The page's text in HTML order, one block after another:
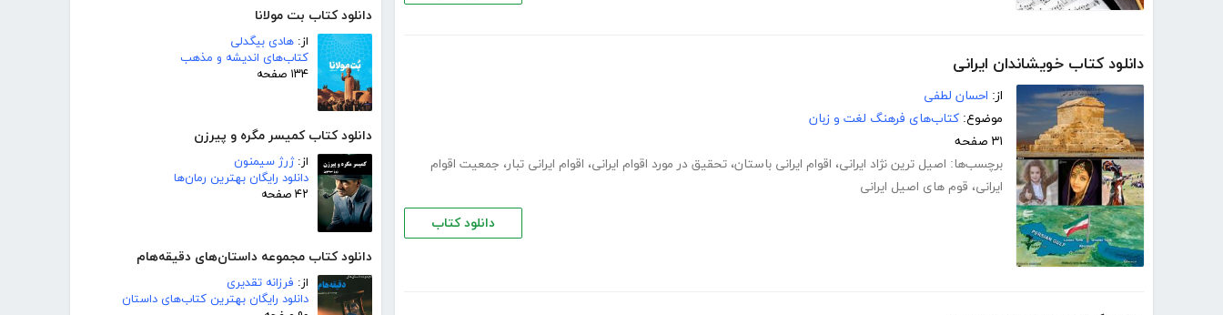
دانلود کتاب بت مولانا
از: هادی بیگدلی
کتاب‌های اندیشه و مذهب
۱۳۴ صفحه
دانلود کتاب کمیسر مگره و پیرزن
از:ژرژ سیمنون
دانلود رایگان بهترین رمان‌ها
۴۲ صفحه
دانلود کتاب مجموعه داستان‌های دقیقه‌هام
از: فرزانه تقدیری
دانلود رایگان بهترین کتاب‌های داستان
دانلود کتاب خویشاندان ایرانی
از: احسان لطفی
موضوع: کتاب‌های فرهنگ لغت و زبان
۳۱ صفحه
برچسب‌ها: اصیل ترین نژاد ایرانی، اقوام ایرانی باستان، تحقیق در مورد اقوام ایرانی، اقوام ایرانی تبار، جمعیت اقوام
ایرانی، قوم های اصیل ایرانی
دانلود کتاب